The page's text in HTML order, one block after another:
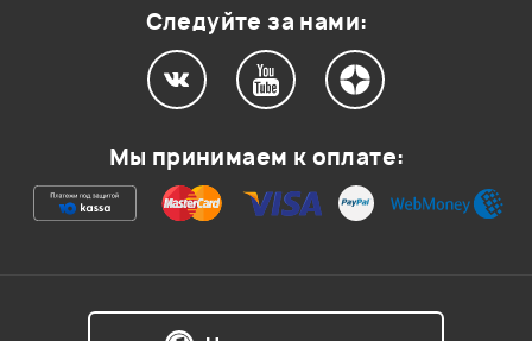
Ваша оценка:
Следуйте за нами:
Мы принимаем к оплате: